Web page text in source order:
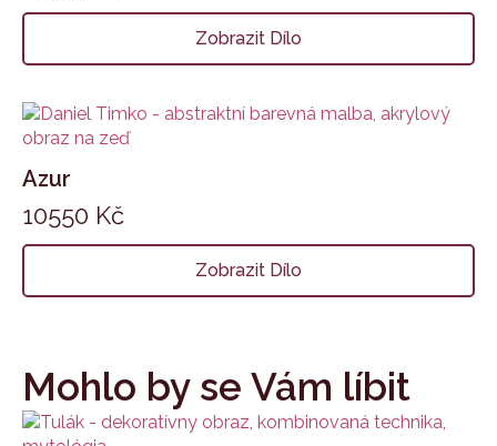
Zobrazit Dílo
Azur
10550 Kč
Zobrazit Dílo
Mohlo by se Vám líbit